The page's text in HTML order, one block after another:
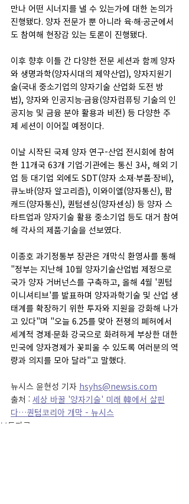
만나 어떤 시너지를 낼 수 있는가에 대한 논의가
진행됐다. 양자 전문가 뿐 아니라 육·해·공군에서
도 참여해 현장감 있는 토론이 진행됐다.
이후 향후 이틀 간 다양한 전문 세션과 함께 양자
와 생명과학(양자시대의 제약산업), 양자지원기
술(국내 중소기업의 양자기술 산업화 도전 방
법), 양자와 인공지능·금융(양자컴퓨팅 기술의 인
공지능 및 금융 분야 활용과 비전) 등 다양한 주
제 세션이 이어질 예정이다.
이날 시작된 국제 양자 연구-산업 전시회에 참여
한 11개국 63개 기업·기관에는 통신 3사, 해외 기
업 등 대기업 외에도 SDT(양자 소재·부품·장비),
큐노바(양자 알고리즘), 이와이엘(양자통신), 팜
캐드(양자통신), 퀀텀센싱(양자센싱) 등 양자 스
타트업과 양자기술 활용 중소기업 등도 대거 참여
해 각사의 제품·기술을 선보였다.
이종호 과기정통부 장관은 개막식 환영사를 통해
"정부는 지난해 10월 양자기술산업법 제정으로
국가 양자 거버넌스를 구축하고, 올해 4월 '퀀텀
이니셔티브'를 발표하며 양자과학기술 및 산업 생
태계를 확장하기 위한 투자와 지원을 강화해 나가
고 있다"며 "오늘 6.25를 맞아 전쟁의 폐허에서
세계적 경제·문화 강국으로 화려하게 부상한 대한
민국에 양자경제가 꽃피울 수 있도록 여러분의 역
량과 의지를 모아 달라"고 말했다.
뉴시스 윤현성 기자 hsyhs@newsis.com
출처 : 세상 바꿀 '양자기술' 미래 韓에서 살핀
다…퀀텀코리아 개막 - 뉴시스
보도자료